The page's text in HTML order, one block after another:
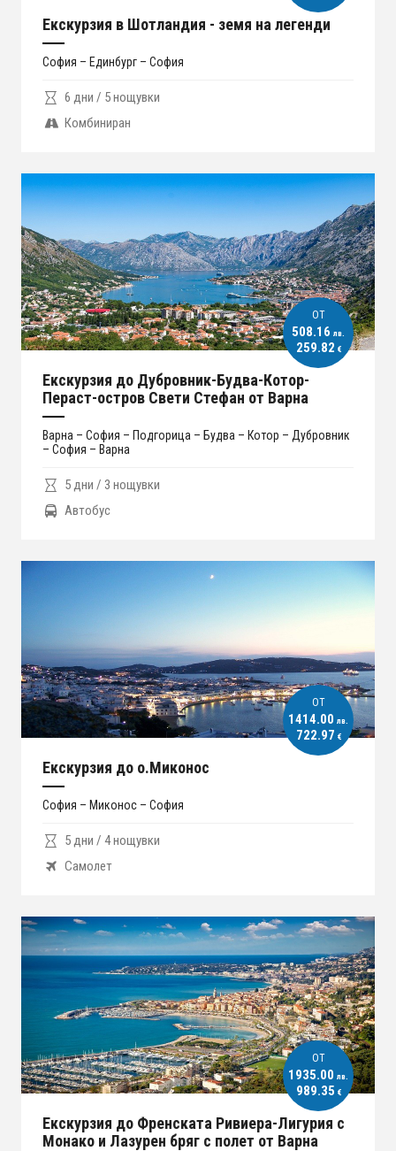
Екскурзия в Шотландия - земя на легенди
София – Единбург – София
6 дни / 5 нощувки
Комбиниран
ОT
508.16 лв.
259.82 €
Екскурзия до Дубровник-Будва-Котор-
Пераст-остров Свети Стефан от Варна
Варна – София – Подгорица – Будва – Котор – Дубровник
– София – Варна
5 дни / 3 нощувки
Автобус
ОT
1414.00 лв.
722.97 €
Екскурзия до о.Миконос
София – Миконос – София
5 дни / 4 нощувки
Самолет
ОT
1935.00 лв.
989.35 €
Екскурзия до Френската Ривиера-Лигурия с
Монако и Лазурен бряг с полет от Варна